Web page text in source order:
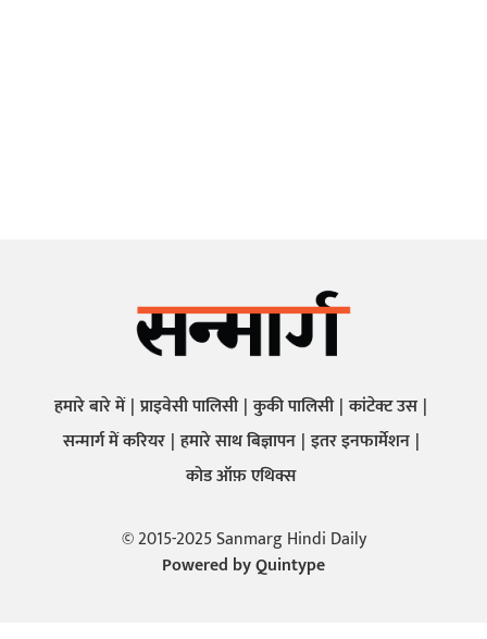
हमारे बारे में प्राइवेसी पालिसी कुकी पालिसी कांटेक्ट उस
सन्मार्ग में करियर हमारे साथ बिज्ञापन इतर इनफार्मेशन
कोड ऑफ़ एथिक्स
© 2015-2025 Sanmarg Hindi Daily
Powered byQuintype